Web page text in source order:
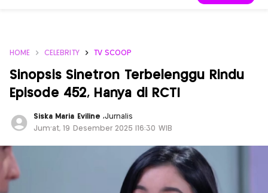
HOME CELEBRITY TV SCOOP
Sinopsis Sinetron Terbelenggu Rindu
Episode 452, Hanya di RCTI
Siska Maria Eviline ,Jurnalis
Jum'at, 19 Desember 2025 |16:30 WIB